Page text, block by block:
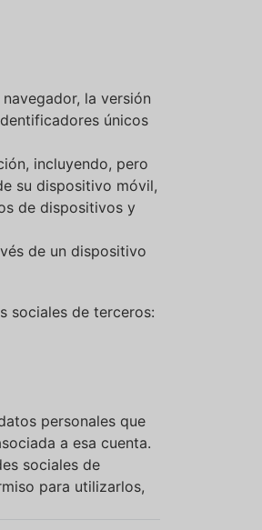
la versión
únicos
incluyendo, pero
su dispositivo móvil,
de dispositivos y
de un dispositivo
sociales de terceros:
personales que
a esa cuenta.
sociales de
para utilizarlos,